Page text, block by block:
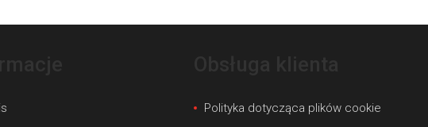
Polityka dotycząca plików cookie